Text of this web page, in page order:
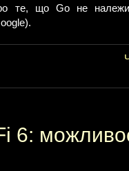
те, що Go не
6: